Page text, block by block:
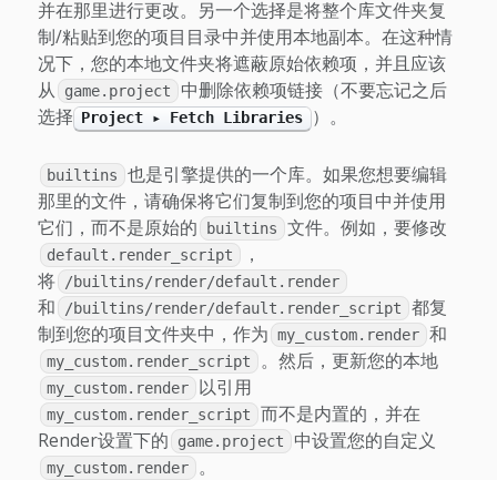
并在那里进行更改。另一个选择是将整个库文件夹复
制/粘贴到您的项目目录中并使用本地副本。在这种情
况下，您的本地文件夹将遮蔽原始依赖项，并且应该
从
game.project
中删除依赖项链接（不要忘记之后
选择 Project ▸ Fetch Libraries ）。
builtins
也是引擎提供的一个库。如果您想要编辑
那里的文件，请确保将它们复制到您的项目中并使用
它们，而不是原始的
builtins 文件。例如，要修改
default.render_script
，
将
/builtins/render/default.render
和 /builtins/render/default.render_script
都复
制到您的项目文件夹中，作为 my_custom.render 和
my_custom.render_script 。然后，更新您的本地
my_custom.render 以引用
my_custom.render_script
而不是内置的，并在
Render设置下的
game.project 中设置您的自定义
my_custom.render 。